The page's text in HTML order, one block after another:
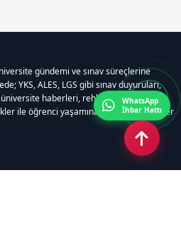
gündemi ve sınav süreçlerine
YKS, ALES, LGS gibi sınav duyuruları,
üniversite haberleri, rehberlik içerikleri,
ile öğrenci yaşamına dair güncel bilgiler
WhatsApp
İhbar Hattı